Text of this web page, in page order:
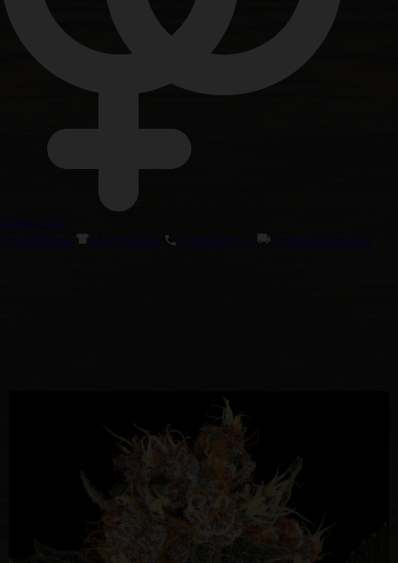
Vanlige Frø
Spesialtilbud
Merchandise Kundeservice Engrosinnlogging